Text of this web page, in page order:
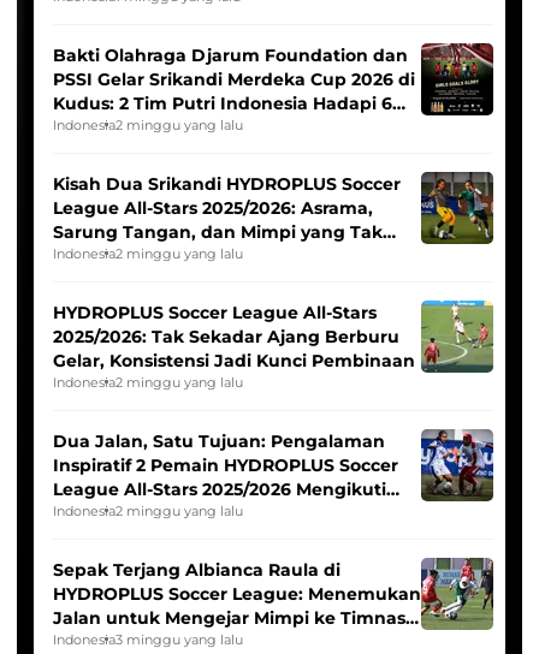
Bakti Olahraga Djarum Foundation dan
PSSI Gelar Srikandi Merdeka Cup 2026 di
Kudus: 2 Tim Putri Indonesia Hadapi 6
Tim Asia
Indonesia2 minggu yang lalu
Kisah Dua Srikandi HYDROPLUS Soccer
League All-Stars 2025/2026: Asrama,
Sarung Tangan, dan Mimpi yang Tak
Pernah Padam
Indonesia2 minggu yang lalu
HYDROPLUS Soccer League All-Stars
2025/2026: Tak Sekadar Ajang Berburu
Gelar, Konsistensi Jadi Kunci Pembinaan
Indonesia2 minggu yang lalu
Dua Jalan, Satu Tujuan: Pengalaman
Inspiratif 2 Pemain HYDROPLUS Soccer
League All-Stars 2025/2026 Mengikuti
Seleksi Timnas Indonesia Putri
Indonesia2 minggu yang lalu
Sepak Terjang Albianca Raula di
HYDROPLUS Soccer League: Menemukan
Jalan untuk Mengejar Mimpi ke Timnas
Indonesia Putri
Indonesia3 minggu yang lalu